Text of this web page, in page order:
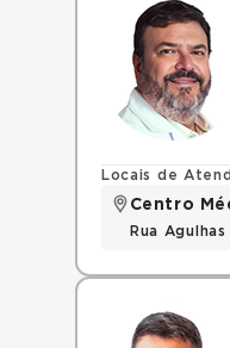
Locais de
Centro
Rua